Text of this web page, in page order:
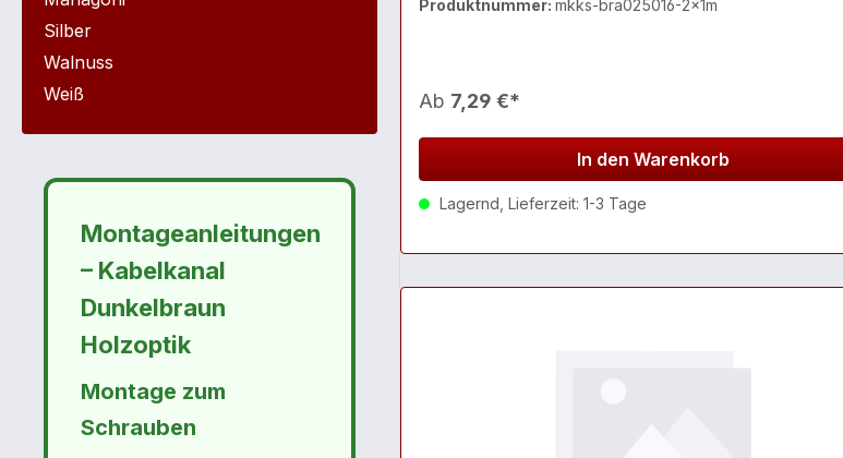
Silber
Walnuss
Weiß
Montageanleitungen
– Kabelkanal
Dunkelbraun
Holzoptik
Montage zum
Schrauben
Produktnummer: mkks-bra025016-2x1m
Ab 7,29 €*
In den Warenkorb
Lagernd, Lieferzeit: 1-3 Tage